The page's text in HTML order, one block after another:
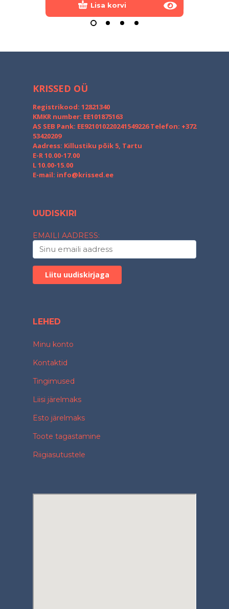
Lisa korvi
KRISSED OÜ
Registrikood: 12821340
KMKR number: EE101875163
AS SEB Pank: EE921010220241549226 Telefon: +372
53420209
Aadress: Killustiku põik 5, Tartu
E-R 10.00-17.00
L 10.00-15.00
E-mail: info@krissed.ee
UUDISKIRI
EMAILI AADRESS:
LEHED
Minu konto
Kontaktid
Tingimused
Liisi järelmaks
Esto järelmaks
Toote tagastamine
Riigiasutustele